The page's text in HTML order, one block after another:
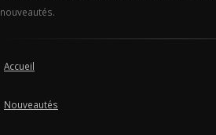
nouveautés.
Accueil
Nouveautés